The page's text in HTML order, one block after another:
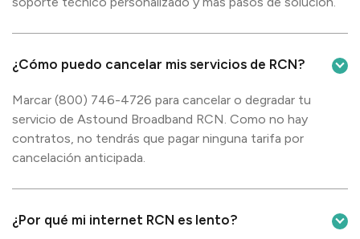
¿Cómo puedo cancelar mis servicios de RCN?
Marcar (800) 746-4726 para cancelar o degradar tu
servicio de Astound Broadband RCN. Como no hay
contratos, no tendrás que pagar ninguna tarifa por
cancelación anticipada.
¿Por qué mi internet RCN es lento?